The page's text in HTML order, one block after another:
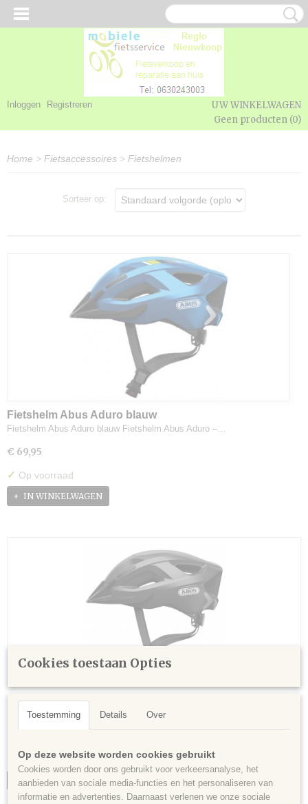
Inloggen Registreren
UW WINKELWAGEN
Geen producten (0)
Home > Fietsaccessoires > Fietshelmen
Sorteer op:
Fietshelm Abus Aduro blauw
Fietshelm Abus Aduro blauw Fietshelm Abus Aduro –…
€ 69,95
✓ Op voorraad
IN WINKELWAGEN
Fietshelm Abus Aduro zwart
Fietshelm Abus Aduro grijs Fietshelm Abus Aduro –…
Op voorraad
IN WINKELWAGEN
Cookies toestaan Opties
Toestemming Details Over
Op deze website worden cookies gebruikt
Cookies worden door ons gebruikt voor verkeersanalyse, het
aanbieden van sociale media-functies en het personaliseren van
informatie en advertenties. Daarnaast verlenen we onze sociale